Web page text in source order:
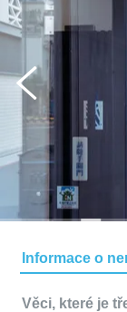
Informace o
Věci, které je